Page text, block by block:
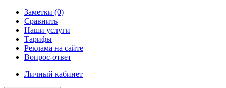
Заметки (0)
Сравнить
Наши услуги
Тарифы
Реклама на сайте
Вопрос-ответ
Личный кабинет